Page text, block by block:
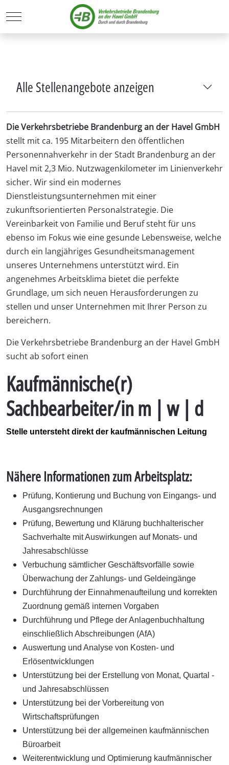
Mobile Menu Toggle
Alle Stellenangebote anzeigen
Die Verkehrsbetriebe Brandenburg an der Havel GmbH
stellt mit ca. 195 Mitarbeitern den öffentlichen
Personennahverkehr in der Stadt Brandenburg an der
Havel mit 2,3 Mio. Nutzwagenkilometer im Linienverkehr
sicher. Wir sind ein modernes
Dienstleistungsunternehmen mit einer
zukunftsorientierten Personalstrategie. Die
Vereinbarkeit von Familie und Beruf steht für uns
ebenso im Fokus wie eine gesunde Lebensweise, welche
durch ein langjähriges Gesundheitsmanagement
unseres Unternehmens unterstützt wird. Ein
angenehmes Arbeitsklima bietet die perfekte
Grundlage, um sich neuen Herausforderungen zu
stellen und unser Unternehmen mit Ihrer Person zu
bereichern.
Die Verkehrsbetriebe Brandenburg an der Havel GmbH
sucht ab sofort einen
Kaufmännische(r)
Sachbearbeiter/in m | w | d
Stelle untersteht direkt der kaufmännischen Leitung
Nähere Informationen zum Arbeitsplatz:
Prüfung, Kontierung und Buchung von Eingangs- und
Ausgangsrechnungen
Prüfung, Bewertung und Klärung buchhalterischer
Sachverhalte mit Auswirkungen auf Monats- und
Jahresabschlüsse
Verbuchung sämtlicher Geschäftsvorfälle sowie
Überwachung der Zahlungs- und Geldeingänge
Durchführung der Einnahmenaufteilung und korrekten
Zuordnung gemäß internen Vorgaben
Durchführung und Pflege der Anlagenbuchhaltung
einschließlich Abschreibungen (AfA)
Auswertung und Analyse von Kosten- und
Erlösentwicklungen
Unterstützung bei der Erstellung von Monat, Quartal -
und Jahresabschlüssen
Unterstützung bei der Vorbereitung von
Wirtschaftsprüfungen
Unterstützung bei der allgemeinen kaufmännischen
Büroarbeit
Weiterentwicklung und Optimierung kaufmännischer